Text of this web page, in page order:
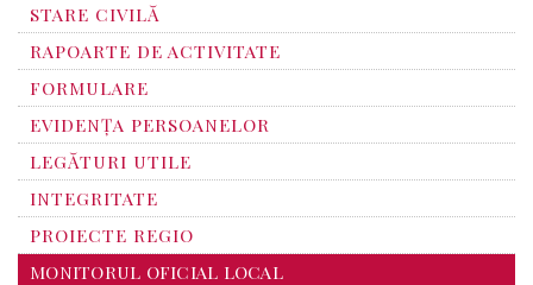
STARE CIVILĂ
RAPOARTE DE ACTIVITATE
FORMULARE
EVIDENȚA PERSOANELOR
LEGĂTURI UTILE
INTEGRITATE
PROIECTE REGIO
MONITORUL OFICIAL LOCAL